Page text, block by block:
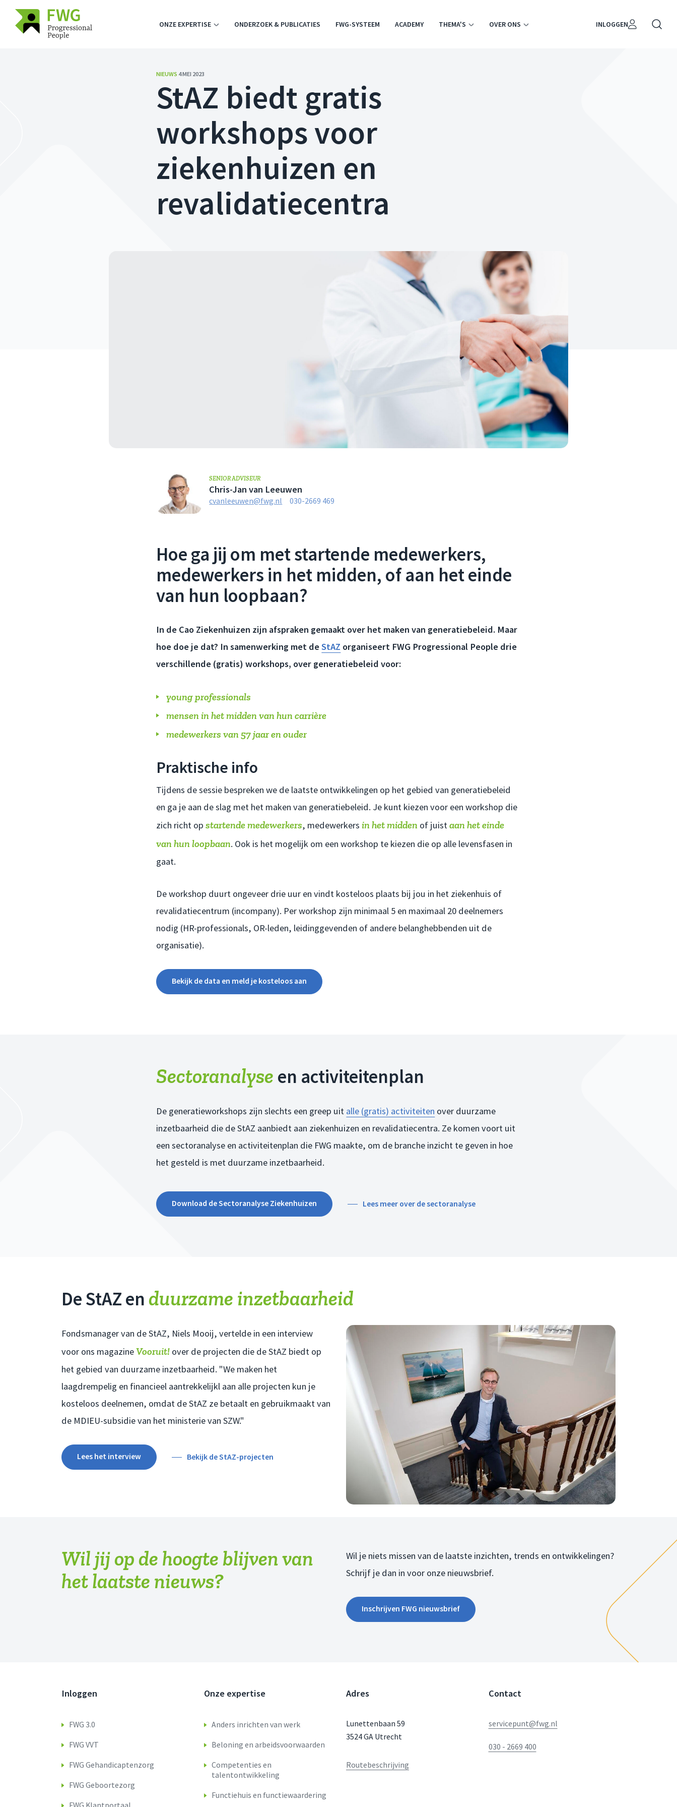
ONZE EXPERTISE ONDERZOEK & PUBLICATIES FWG-SYSTEEM ACADEMY THEMA'S OVER ONS INLOGGEN
NIEUWS 4 MEI 2023
StAZ biedt gratis
workshops voor
ziekenhuizen en
revalidatiecentra
SENIOR ADVISEUR
Chris-Jan van Leeuwen
cvanleeuwen@fwg.nl 030-2669 469
Hoe ga jij om met startende medewerkers,
medewerkers in het midden, of aan het einde
van hun loopbaan?
In de Cao Ziekenhuizen zijn afspraken gemaakt over het maken van generatiebeleid. Maar
hoe doe je dat? In samenwerking met deStAZ organiseert FWG Progressional People drie
verschillende (gratis) workshops, over generatiebeleid voor:
young professionals
mensen in het midden van hun carrière
medewerkers van 57 jaar en ouder
Praktische info
Tijdens de sessie bespreken we de laatste ontwikkelingen op het gebied van generatiebeleid
en ga je aan de slag met het maken van generatiebeleid. Je kunt kiezen voor een workshop die
zich richt opstartende medewerkers, medewerkersin het midden of juistaan het einde
van hun loopbaan. Ook is het mogelijk om een workshop te kiezen die op alle levensfasen in
gaat.
De workshop duurt ongeveer drie uur en vindt kosteloos plaats bij jou in het ziekenhuis of
revalidatiecentrum (incompany). Per workshop zijn minimaal 5 en maximaal 20 deelnemers
nodig (HR-professionals, OR-leden, leidinggevenden of andere belanghebbenden uit de
organisatie).
Bekijk de data en meld je kosteloos aan
Sectoranalyse en activiteitenplan
De generatieworkshops zijn slechts een greep uit alle (gratis) activiteiten over duurzame
inzetbaarheid die de StAZ aanbiedt aan ziekenhuizen en revalidatiecentra. Ze komen voort uit
een sectoranalyse en activiteitenplan die FWG maakte, om de branche inzicht te geven in hoe
het gesteld is met duurzame inzetbaarheid.
Download de Sectoranalyse Ziekenhuizen Lees meer over de sectoranalyse
De StAZ enduurzame inzetbaarheid
Fondsmanager van de StAZ, Niels Mooij, vertelde in een interview
voor ons magazineVooruit! over de projecten die de StAZ biedt op
het gebied van duurzame inzetbaarheid. "We maken het
laagdrempelig en financieel aantrekkelijkl aan alle projecten kun je
kosteloos deelnemen, omdat de StAZ ze betaalt en gebruikmaakt van
de MDIEU-subsidie van het ministerie van SZW."
Lees het interview Bekijk de StAZ-projecten
Wil jij op de hoogte blijven van
het laatste nieuws?
Wil je niets missen van de laatste inzichten, trends en ontwikkelingen?
Schrijf je dan in voor onze nieuwsbrief.
Inschrijven FWG nieuwsbrief
Inloggen
FWG 3.0
FWG VVT
FWG Gehandicaptenzorg
FWG Geboortezorg
FWG Klantportaal
Onze expertise
Anders inrichten van werk
Beloning en arbeidsvoorwaarden
Competenties en
talentontwikkeling
Functiehuis en functiewaardering
Adres
Lunettenbaan 59
3524 GA Utrecht
Routebeschrijving
Contact
servicepunt@fwg.nl
030 - 2669 400